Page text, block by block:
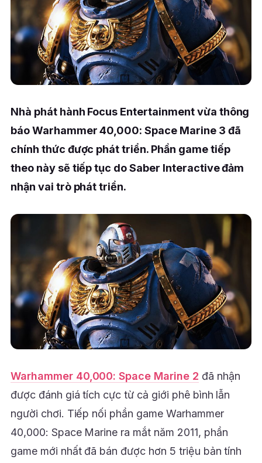
Nhà phát hành Focus Entertainment vừa thông
báo Warhammer 40,000: Space Marine 3 đã
chính thức được phát triển. Phần game tiếp
theo này sẽ tiếp tục do Saber Interactive đảm
nhận vai trò phát triển.
Warhammer 40,000: Space Marine 2 đã nhận
được đánh giá tích cực từ cả giới phê bình lẫn
người chơi. Tiếp nối phần game Warhammer
40,000: Space Marine ra mắt năm 2011, phần
game mới nhất đã bán được hơn 5 triệu bản tính